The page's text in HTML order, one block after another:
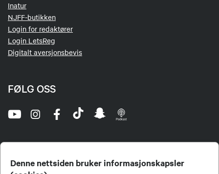
Denne nettsiden bruker informasjonskapsler
Inatur
NJFF-butikken
Login for redaktører
Login LetsReg
Digitalt aversjonsbevis
FØLG OSS